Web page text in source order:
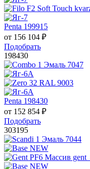
Penta 199915
от 156 104 ₽
Подобрать
198430
Penta 198430
от 152 854 ₽
Подобрать
303195